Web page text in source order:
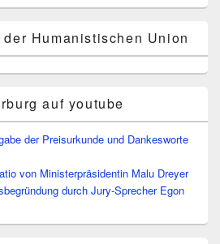
Humanistischen Union
auf youtube
der Preisurkunde und Dankesworte
von Ministerpräsidentin Malu Dreyer
durch Jury-Sprecher Egon